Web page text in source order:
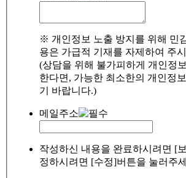
※ 개인정보 노출 방지를 위해 민
용은 가급적 기재를 자제하여 주
(상담을 위해 불가피하게 개인정
한다면, 가능한 최소한의 개인정
기 바랍니다.)
메일주소
작성하신 내용을 완료하시려면 [
정하시려면 [수정]버튼을 눌러주